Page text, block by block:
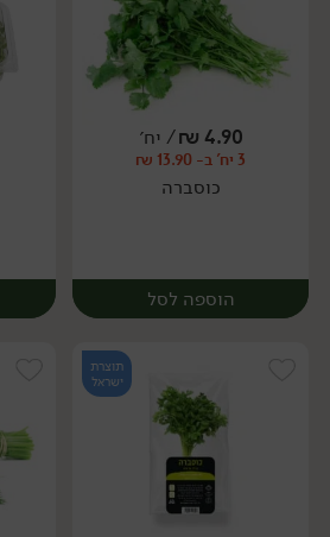
יח׳
4.90
₪/ יח׳
3 יח' ב- 13.90 ₪
כוסברה
הוספה לסל
תוצרת
ישראל